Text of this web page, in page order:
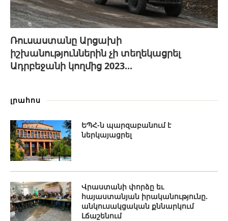
Ռուսաստանը Արցախի
իշխանություններին չի տեղեկացրել
Ադրբեջանի կողմից 2023...
լրահոս
ԵՊՀ-ն պարզաբանում է
ներկայացրել
Վրաստանի փորձը եւ
հայաստանյան իրականությունը.
անկուսակցական քննարկում
Լճաշենում